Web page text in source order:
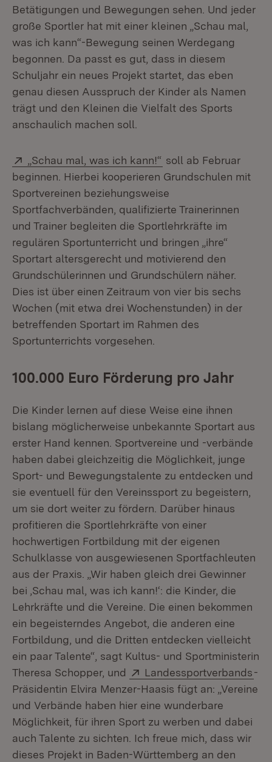
Betätigungen und Bewegungen sehen. Und jeder
große Sportler hat mit einer kleinen „Schau mal,
was ich kann“-Bewegung seinen Werdegang
begonnen. Da passt es gut, dass in diesem
Schuljahr ein neues Projekt startet, das eben
genau diesen Ausspruch der Kinder als Namen
trägt und den Kleinen die Vielfalt des Sports
anschaulich machen soll.
Extern:
„Schau mal, was ich kann!“ (Öffnet in neuem
soll ab Februar
beginnen. Hierbei kooperieren Grundschulen mit
Sportvereinen beziehungsweise
Sportfachverbänden, qualifizierte Trainerinnen
und Trainer begleiten die Sportlehrkräfte im
regulären Sportunterricht und bringen „ihre“
Sportart altersgerecht und motivierend den
Grundschülerinnen und Grundschülern näher.
Dies ist über einen Zeitraum von vier bis sechs
Wochen (mit etwa drei Wochenstunden) in der
betreffenden Sportart im Rahmen des
Sportunterrichts vorgesehen.
100.000 Euro Förderung pro Jahr
Die Kinder lernen auf diese Weise eine ihnen
bislang möglicherweise unbekannte Sportart aus
erster Hand kennen. Sportvereine und -verbände
haben dabei gleichzeitig die Möglichkeit, junge
Sport- und Bewegungstalente zu entdecken und
sie eventuell für den Vereinssport zu begeistern,
um sie dort weiter zu fördern. Darüber hinaus
profitieren die Sportlehrkräfte von einer
hochwertigen Fortbildung mit der eigenen
Schulklasse von ausgewiesenen Sportfachleuten
aus der Praxis. „Wir haben gleich drei Gewinner
bei ‚Schau mal, was ich kann!‘: die Kinder, die
Lehrkräfte und die Vereine. Die einen bekommen
ein begeisterndes Angebot, die anderen eine
Fortbildung, und die Dritten entdecken vielleicht
ein paar Talente“, sagt Kultus- und Sportministerin
Theresa Schopper, und
Extern:
Landessportverbands-
Präsidentin Elvira Menzer-Haasis fügt an: „Vereine
und Verbände haben hier eine wunderbare
Möglichkeit, für ihren Sport zu werben und dabei
auch Talente zu sichten. Ich freue mich, dass wir
dieses Projekt in Baden-Württemberg an den